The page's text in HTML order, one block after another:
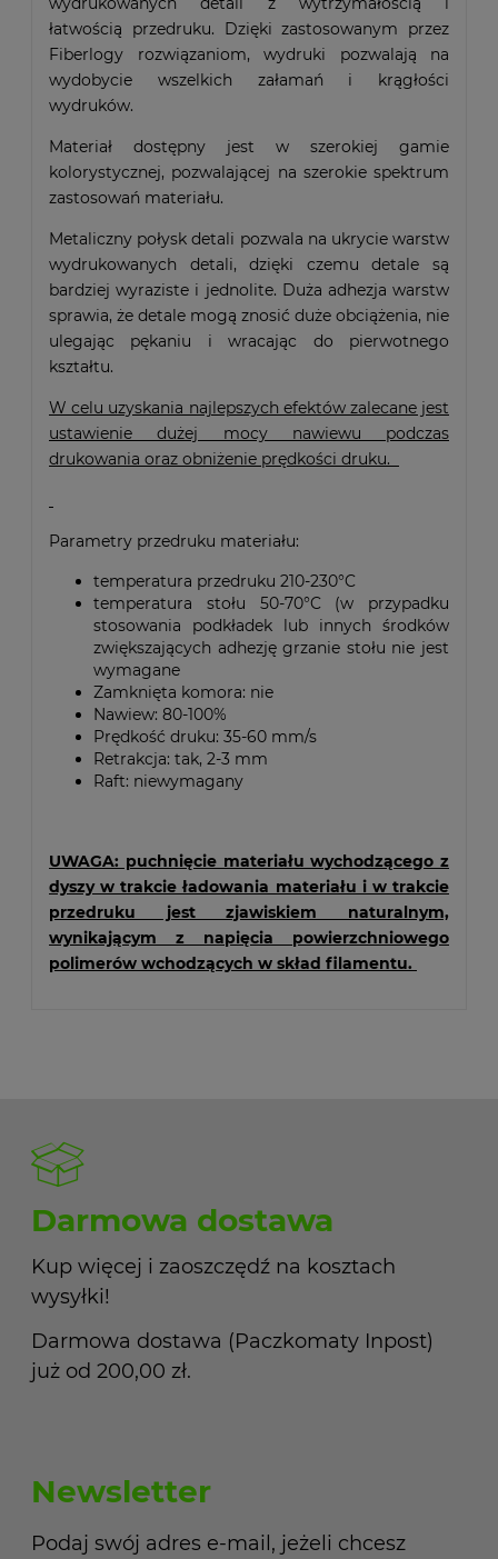
łatwością przedruku. Dzięki zastosowanym przez
Fiberlogy rozwiązaniom, wydruki pozwalają na
wydobycie wszelkich załamań i krągłości
wydruków.
Materiał dostępny jest w szerokiej gamie
kolorystycznej, pozwalającej na szerokie spektrum
zastosowań materiału.
Metaliczny połysk detali pozwala na ukrycie warstw
wydrukowanych detali, dzięki czemu detale są
bardziej wyraziste i jednolite. Duża adhezja warstw
sprawia, że detale mogą znosić duże obciążenia, nie
ulegając pękaniu i wracając do pierwotnego
kształtu.
W celu uzyskania najlepszych efektów zalecane jest
ustawienie dużej mocy nawiewu podczas
drukowania oraz obniżenie prędkości druku.
Parametry przedruku materiału:
temperatura przedruku 210-230°C
temperatura stołu 50-70°C (w przypadku
stosowania podkładek lub innych środków
zwiększających adhezję grzanie stołu nie jest
wymagane
Zamknięta komora: nie
Nawiew: 80-100%
Prędkość druku: 35-60 mm/s
Retrakcja: tak, 2-3 mm
Raft: niewymagany
UWAGA: puchnięcie materiału wychodzącego z
dyszy w trakcie ładowania materiału i w trakcie
przedruku jest zjawiskiem naturalnym,
wynikającym z napięcia powierzchniowego
polimerów wchodzących w skład filamentu.
Darmowa dostawa
Kup więcej i zaoszczędź na kosztach
wysyłki!
Darmowa dostawa (Paczkomaty Inpost)
już od 200,00 zł.
Newsletter
Podaj swój adres e-mail, jeżeli chcesz